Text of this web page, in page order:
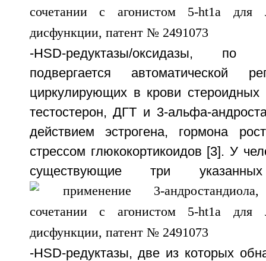
-HSD-редуктазы/оксидазы, по
подвергается автоматической
циркулирующих в крови стероидных
тестостерон, ДГТ и 3-альфа-
действием эстрогена, гормона
стрессом глюкокортикоидов [3]. У
существующие три
-HSD-редуктазы, две из которых